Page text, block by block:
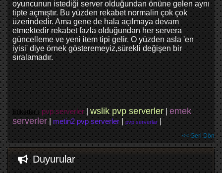
oyuncunun istediği server olduğundan önüne gelen aynı
tipte açmıştır. Bu yüzden rekabet normalin çok çok
üzerindedir. Ama gene de hala açılmaya devam
etmektedir rekabet fazla olduğundan her servera
güncelleme ve yeni item tipi gelir. O yüzden asla 'en
iyisi' diye örnek gösteremeyiz,sürekli değişen bir
sıralamadır.
Etiketler : pvp serverler|wslik pvp serverler|emek
serverler| metin2 pvp serverler|pvp serverlar|
<< Geri Dön
Duyurular